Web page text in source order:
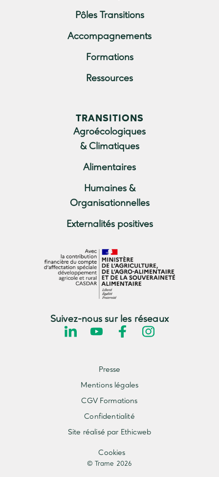
Pôles Transitions
Accompagnements
Formations
Ressources
TRANSITIONS
Agroécologiques
& Climatiques
Alimentaires
Humaines &
Organisationnelles
Externalités positives
Suivez-nous sur les réseaux
© Trame 2026
Cookies
Presse
Mentions légales
CGV Formations
Confidentialité
Site réalisé par Ethicweb